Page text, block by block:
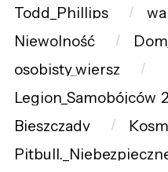
Todd_Phillips
Niewolność
osobisty_wiersz
Bieszczady